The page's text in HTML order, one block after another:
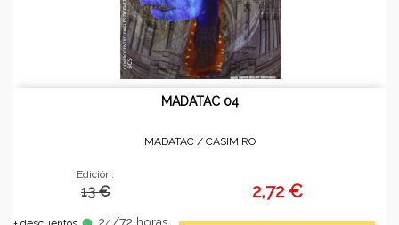
MADATAC 04
MADATAC / CASIMIRO
Edición:
13 €
24/72 horas
2,72 €